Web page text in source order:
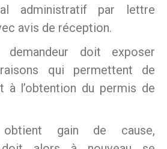
administratif par lettre
avis de réception.
doit exposer
qui permettent de
à l’obtention du permis de
obtient gain de cause,